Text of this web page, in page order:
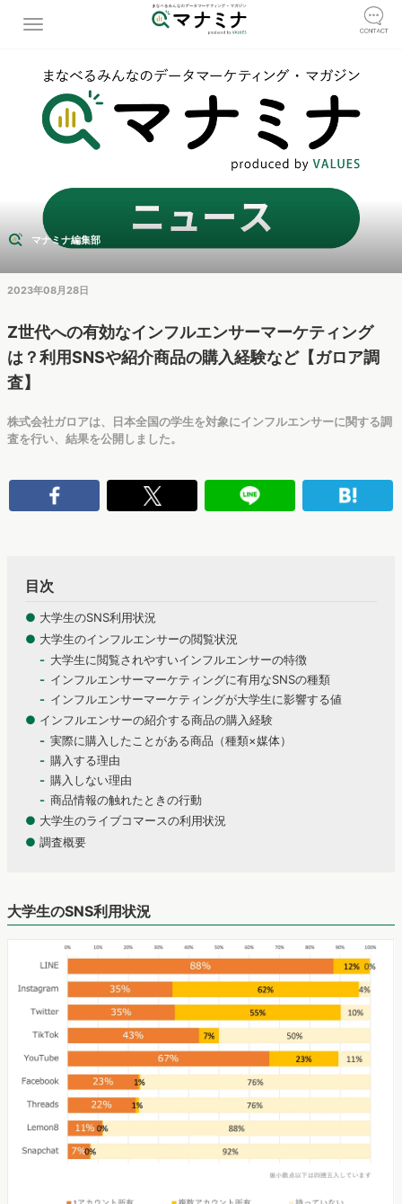
マナミナ編集部
2023年08月28日
Z世代への有効なインフルエンサーマーケティング
は？利用SNSや紹介商品の購入経験など【ガロア調
査】
株式会社ガロアは、日本全国の学生を対象にインフルエンサーに関する調
査を行い、結果を公開しました。
目次
● 大学生のSNS利用状況
● 大学生のインフルエンサーの閲覧状況
大学生に閲覧されやすいインフルエンサーの特徴
インフルエンサーマーケティングに有用なSNSの種類
インフルエンサーマーケティングが大学生に影響する値
● インフルエンサーの紹介する商品の購入経験
実際に購入したことがある商品（種類×媒体）
購入する理由
購入しない理由
商品情報の触れたときの行動
● 大学生のライブコマースの利用状況
● 調査概要
大学生のSNS利用状況